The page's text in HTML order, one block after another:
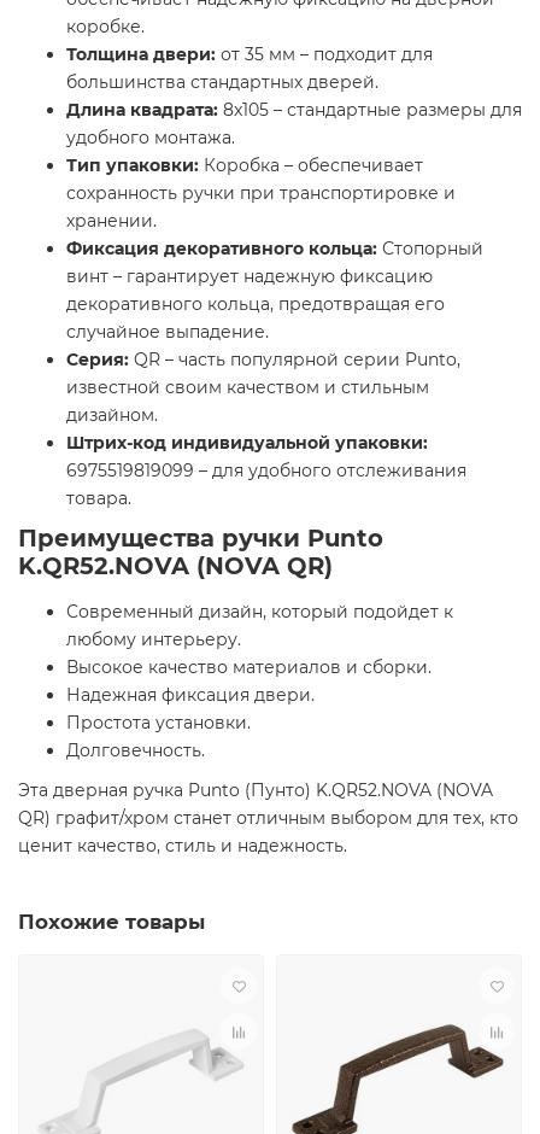
коробке.
Толщина двери: от 35 мм – подходит для
большинства стандартных дверей.
Длина квадрата: 8x105 – стандартные размеры для
удобного монтажа.
Тип упаковки: Коробка – обеспечивает
сохранность ручки при транспортировке и
хранении.
Фиксация декоративного кольца: Стопорный
винт – гарантирует надежную фиксацию
декоративного кольца, предотвращая его
случайное выпадение.
Серия: QR – часть популярной серии Punto,
известной своим качеством и стильным
дизайном.
Штрих-код индивидуальной упаковки:
6975519819099 – для удобного отслеживания
товара.
Преимущества ручки Punto
K.QR52.NOVA (NOVA QR)
Современный дизайн, который подойдет к
любому интерьеру.
Высокое качество материалов и сборки.
Надежная фиксация двери.
Простота установки.
Долговечность.
Эта дверная ручка Punto (Пунто) K.QR52.NOVA (NOVA
QR) графит/хром станет отличным выбором для тех, кто
ценит качество, стиль и надежность.
Похожие товары